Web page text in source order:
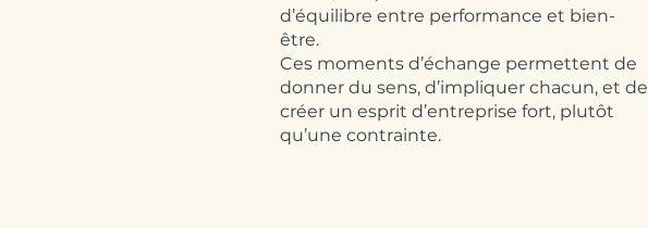
d’équilibre entre performance et bien-
être.
Ces moments d’échange permettent de
donner du sens, d’impliquer chacun, et de
créer un esprit d’entreprise fort, plutôt
qu’une contrainte.